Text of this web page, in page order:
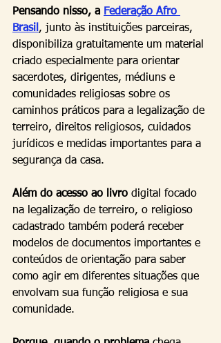
Pensando nisso, a Federação Afro
Brasil , junto às instituições parceiras,
disponibiliza gratuitamente um material
criado especialmente para orientar
sacerdotes, dirigentes, médiuns e
comunidades religiosas sobre os
caminhos práticos para a legalização de
terreiro, direitos religiosos, cuidados
jurídicos e medidas importantes para a
segurança da casa.
Além do acesso ao livro digital focado
na legalização de terreiro, o religioso
cadastrado também poderá receber
modelos de documentos importantes e
conteúdos de orientação para saber
como agir em diferentes situações que
envolvam sua função religiosa e sua
comunidade.